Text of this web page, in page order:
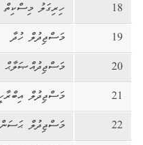
18
ހިރިގަލު މިސްކިތް
19
މަސްޖިދުލް ހުދާ
20
މަސްޖިދުއްޞަލާޙް
21
މަސްޖިދުލް
22
މަސްޖިދުލް